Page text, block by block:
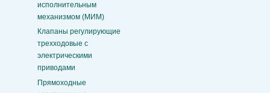
исполнительным
механизмом (МИМ)
Клапаны регулирующие
трехходовые с
электрическими
приводами
Прямоходные